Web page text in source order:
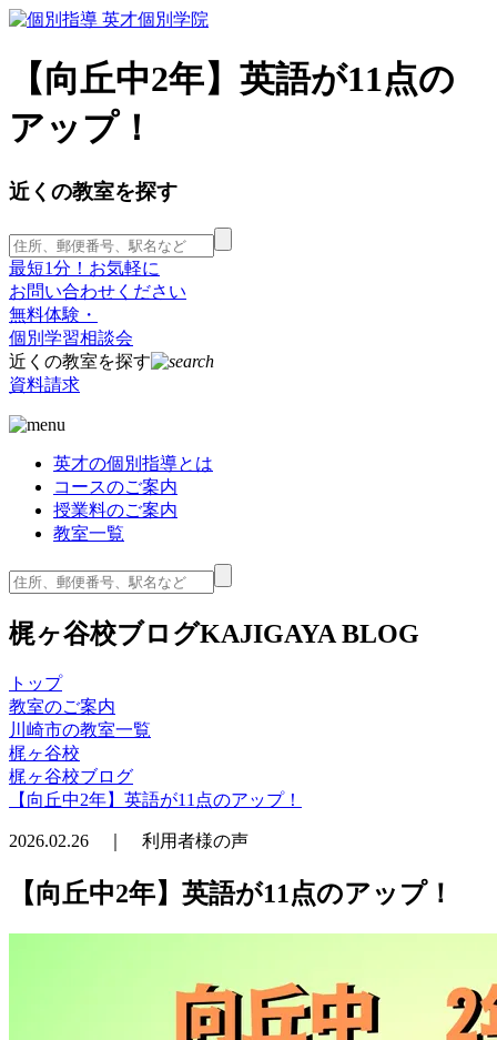
【向丘中2年】英語が11点の
アップ！
近くの教室を探す
最短1分！お気軽に
お問い合わせください
無料体験・
個別学習相談会
近くの教室を探す
資料請求
英才の個別指導とは
コースのご案内
授業料のご案内
教室一覧
梶ヶ谷校ブログKAJIGAYA BLOG
トップ
教室のご案内
川崎市の教室一覧
梶ヶ谷校
梶ヶ谷校ブログ
【向丘中2年】英語が11点のアップ！
2026.02.26 ｜ 利用者様の声
【向丘中2年】英語が11点のアップ！